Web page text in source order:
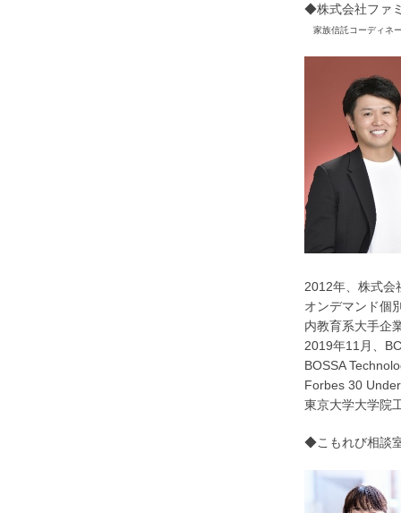
◆株式会社ファ
家族信託コーディネ
2012年、株式会
オンデマンド個
内教育系大手企
2019年11月、
BOSSA
Forbes 30
東京大学大学院
◆こもれび相